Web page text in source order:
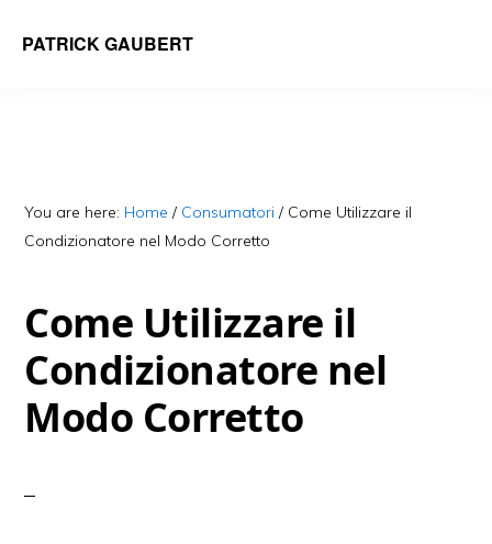
PATRICK GAUBERT
You are here: Home / Consumatori / Come Utilizzare il
Condizionatore nel Modo Corretto
Come Utilizzare il
Condizionatore nel
Modo Corretto